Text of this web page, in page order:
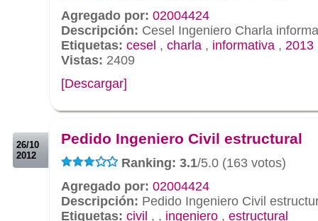
Agregado por: 02004424
Descripción: Cesel Ingeniero Charla
Etiquetas: cesel , charla , informativa , 2013
Vistas: 2409
[Descargar]
26/10
2012
Pedido Ingeniero Civil estructural
Ranking: 3.1/5.0 (163 votos)
Agregado por: 02004424
Descripción: Pedido Ingeniero Civil
Etiquetas: civil , , ingeniero , estructural